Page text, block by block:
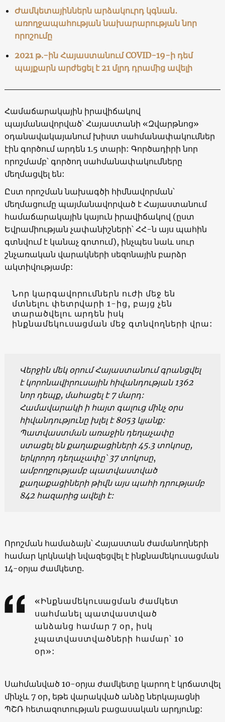
Ժամկետայիններն արձակուրդ կգնան․
առողջապահության նախարարության նոր
որոշումը
2021 թ.-ին Հայաստանում COVID-19-ի դեմ
պայքարն արժեցել է 21 մլրդ դրամից ավելի
Համաճարակային իրավիճակով
պայմանավորված՝ Հայաստանի «Զվարթնոց»
օդանավակայանում խիստ սահմանափակումներ
էին գործում արդեն 1.5 տարի: Գործադիրի նոր
որոշմամբ՝ գործող սահմանափակումները
մեղմացվել են:
Ըստ որոշման նախագծի հիմնավորման՝
մեղմացումը պայմանավորված է Հայաստանում
համաճարակային կայուն իրավիճակով (ըստ
Եվրամիության չափանիշների՝ ՀՀ-ն այս պահին
գտնվում է կանաչ գոտում), ինչպես նաև սուր
շնչառական վարակների սեզոնային բարձր
ակտիվությամբ:
Նոր կարգավորումներն ուժի մեջ են
մտնելու փետրվարի 1-ից, բայց չեն
տարածվելու արդեն իսկ
ինքնամեկուսացման մեջ գտնվողների վրա:
Վերջին մեկ օրում Հայաստանում գրանցվել
է կորոնավիրուսային հիվանդության 1362
նոր դեպք, մահացել է 7 մարդ:
Համավարակի ի հայտ գալուց մինչ օրս
հիվանդությունը խլել է 8053 կյանք:
Պատվաստման առաջին դեղաչափը
ստացել են քաղաքացիների 45.3 տոկոսը,
երկրորդ դեղաչափը՝ 37 տոկոսը,
ամբողջությամբ պատվաստված
քաղաքացիների թիվն այս պահի դրությամբ
842 հազարից ավելի է:
Որոշման համաձայն՝ Հայաստան ժամանողների
համար կրկնակի նվազեցվել է ինքնամեկուսացման
14-օրյա ժամկետը.
«Ինքնամեկուսացման ժամկետ
սահմանել պատվաստված
անձանց համար 7 օր, իսկ
չպատվաստվածների համար՝ 10
օր»:
Սահմանված 10-օրյա ժամկետը կարող է կրճատվել
մինչև 7 օր, եթե վարակված անձը ներկայացնի
ՊՇՌ հետազոտության բացասական արդյունք: